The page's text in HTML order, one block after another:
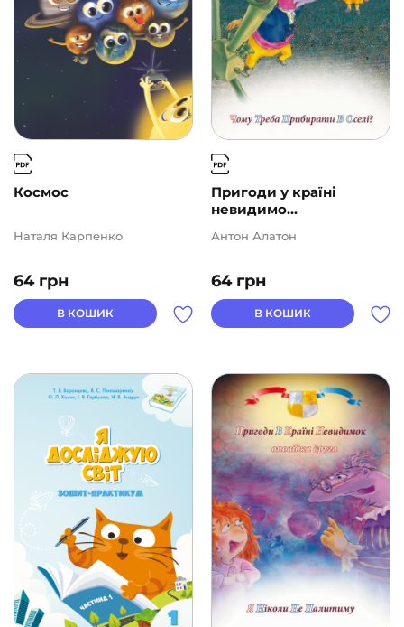
Космос
64 грн
Наталя Карпенко
В КОШИК
Пригоди у країні
невидимо...
64 грн
Антон Алатон
В КОШИК